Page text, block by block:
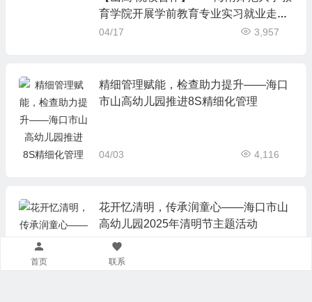
育学院开展学前教育专业实习就业走访
调研活动
04/17 3,957
精细管理赋能，检查助力提升——海口
市山高幼儿园推进8S精细化管理
04/03 4,116
花开忆清明，传承润童心——海口市山
高幼儿园2025年清明节主题活动
首页 联系